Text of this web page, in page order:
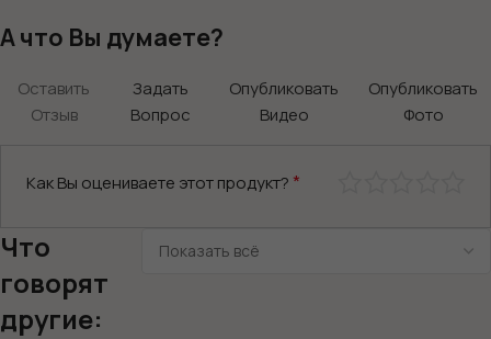
А что Вы думаете?
Оставить
Отзыв
Задать
Вопрос
Опубликовать
Видео
Опубликовать
Фото
Как Вы оцениваете этот продукт? *
Что
говорят
другие: